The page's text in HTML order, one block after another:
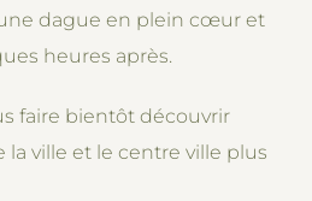
dague en plein cœur et
heures après.
faire bientôt découvrir
la ville et le centre ville plus